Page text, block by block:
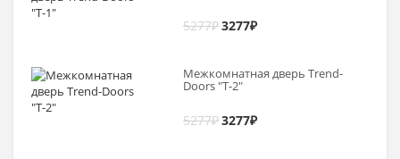
5277₽3277₽
Межкомнатная дверь Trend-
Doоrs "Т-2"
5277₽3277₽